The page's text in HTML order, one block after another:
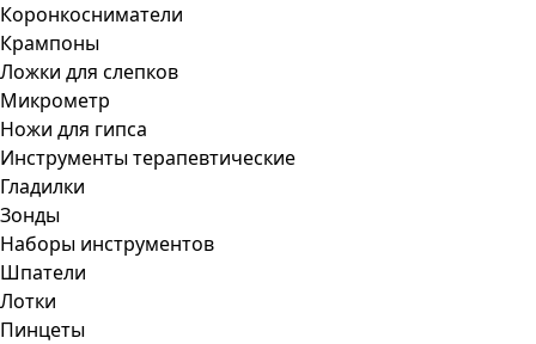
Коронкосниматели
Крампоны
Ложки для слепков
Микрометр
Ножи для гипса
Инструменты терапевтические
Гладилки
Зонды
Наборы инструментов
Шпатели
Лотки
Пинцеты